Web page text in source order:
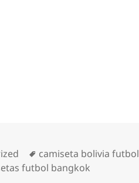
Etiquetas
camiseta bolivia futbol
futbol bangkok